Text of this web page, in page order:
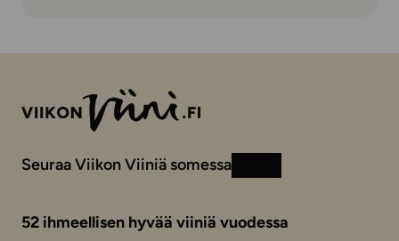
Seuraa Viikon Viiniä somessa
52 ihmeellisen hyvää viiniä vuodessa